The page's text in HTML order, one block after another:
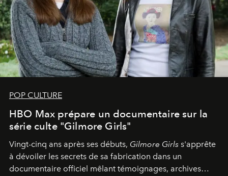
POP CULTURE
HBO Max prépare un documentaire sur la
série culte "Gilmore Girls"
Vingt-cinq ans après ses débuts, Gilmore Girls s'apprête
à dévoiler les secrets de sa fabrication dans un
documentaire officiel mêlant témoignages, archives